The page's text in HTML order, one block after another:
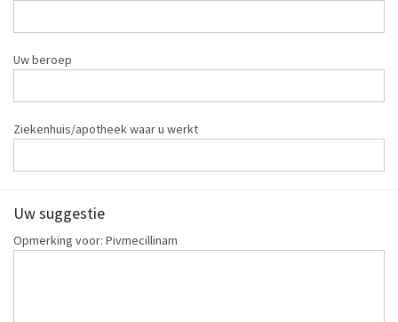
Uw beroep
Ziekenhuis/apotheek waar u werkt
Uw suggestie
Opmerking voor: Pivmecillinam